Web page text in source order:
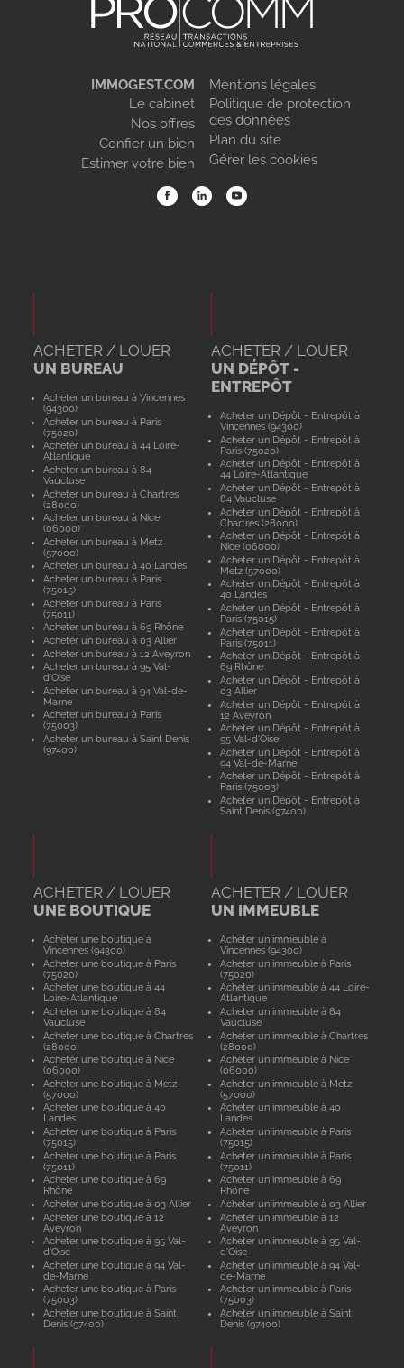
IMMOGEST.COM
Le cabinet
Nos offres
Confier un bien
Estimer votre bien
Mentions légales
Politique de protection
des données
Plan du site
Gérer les cookies
ACHETER / LOUER
UN BUREAU
Acheter un bureau à Vincennes
(94300)
Acheter un bureau à Paris
(75020)
Acheter un bureau à 44 Loire-
Atlantique
Acheter un bureau à 84
Vaucluse
Acheter un bureau à Chartres
(28000)
Acheter un bureau à Nice
(06000)
Acheter un bureau à Metz
(57000)
Acheter un bureau à 40 Landes
Acheter un bureau à Paris
(75015)
Acheter un bureau à Paris
(75011)
Acheter un bureau à 69 Rhône
Acheter un bureau à 03 Allier
Acheter un bureau à 12 Aveyron
Acheter un bureau à 95 Val-
d'Oise
Acheter un bureau à 94 Val-de-
Marne
Acheter un bureau à Paris
(75003)
Acheter un bureau à Saint Denis
(97400)
ACHETER / LOUER
UN DÉPÔT -
ENTREPÔT
Acheter un Dépôt - Entrepôt à
Vincennes (94300)
Acheter un Dépôt - Entrepôt à
Paris (75020)
Acheter un Dépôt - Entrepôt à
44 Loire-Atlantique
Acheter un Dépôt - Entrepôt à
84 Vaucluse
Acheter un Dépôt - Entrepôt à
Chartres (28000)
Acheter un Dépôt - Entrepôt à
Nice (06000)
Acheter un Dépôt - Entrepôt à
Metz (57000)
Acheter un Dépôt - Entrepôt à
40 Landes
Acheter un Dépôt - Entrepôt à
Paris (75015)
Acheter un Dépôt - Entrepôt à
Paris (75011)
Acheter un Dépôt - Entrepôt à
69 Rhône
Acheter un Dépôt - Entrepôt à
03 Allier
Acheter un Dépôt - Entrepôt à
12 Aveyron
Acheter un Dépôt - Entrepôt à
95 Val-d'Oise
Acheter un Dépôt - Entrepôt à
94 Val-de-Marne
Acheter un Dépôt - Entrepôt à
Paris (75003)
Acheter un Dépôt - Entrepôt à
Saint Denis (97400)
ACHETER / LOUER
UNE BOUTIQUE
Acheter une boutique à
Vincennes (94300)
Acheter une boutique à Paris
(75020)
Acheter une boutique à 44
Loire-Atlantique
Acheter une boutique à 84
Vaucluse
Acheter une boutique à Chartres
(28000)
Acheter une boutique à Nice
(06000)
Acheter une boutique à Metz
(57000)
Acheter une boutique à 40
Landes
Acheter une boutique à Paris
(75015)
Acheter une boutique à Paris
(75011)
Acheter une boutique à 69
Rhône
Acheter une boutique à 03 Allier
Acheter une boutique à 12
Aveyron
Acheter une boutique à 95 Val-
d'Oise
Acheter une boutique à 94 Val-
de-Marne
Acheter une boutique à Paris
(75003)
Acheter une boutique à Saint
Denis (97400)
ACHETER / LOUER
UN IMMEUBLE
Acheter un immeuble à
Vincennes (94300)
Acheter un immeuble à Paris
(75020)
Acheter un immeuble à 44 Loire-
Atlantique
Acheter un immeuble à 84
Vaucluse
Acheter un immeuble à Chartres
(28000)
Acheter un immeuble à Nice
(06000)
Acheter un immeuble à Metz
(57000)
Acheter un immeuble à 40
Landes
Acheter un immeuble à Paris
(75015)
Acheter un immeuble à Paris
(75011)
Acheter un immeuble à 69
Rhône
Acheter un immeuble à 03 Allier
Acheter un immeuble à 12
Aveyron
Acheter un immeuble à 95 Val-
d'Oise
Acheter un immeuble à 94 Val-
de-Marne
Acheter un immeuble à Paris
(75003)
Acheter un immeuble à Saint
Denis (97400)